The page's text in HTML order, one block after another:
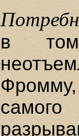
в